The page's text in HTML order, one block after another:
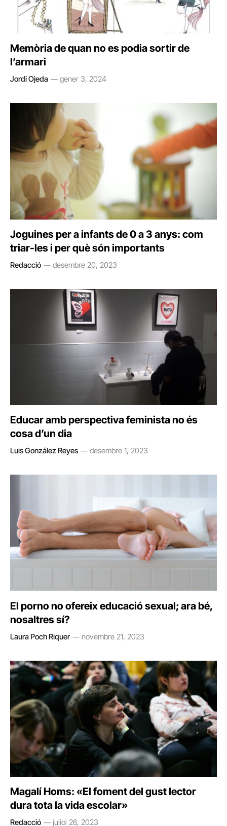
Memòria de quan no es podia sortir de
l’armari
Jordi Ojeda gener 3, 2024
Joguines per a infants de 0 a 3 anys: com
triar-les i per què són importants
Redacció desembre 20, 2023
Educar amb perspectiva feminista no és
cosa d’un dia
Luis González Reyes desembre 1, 2023
El porno no ofereix educació sexual; ara bé,
nosaltres sí?
Laura Poch Riquer novembre 21, 2023
Magalí Homs: «El foment del gust lector
dura tota la vida escolar»
Redacció juliol 26, 2023